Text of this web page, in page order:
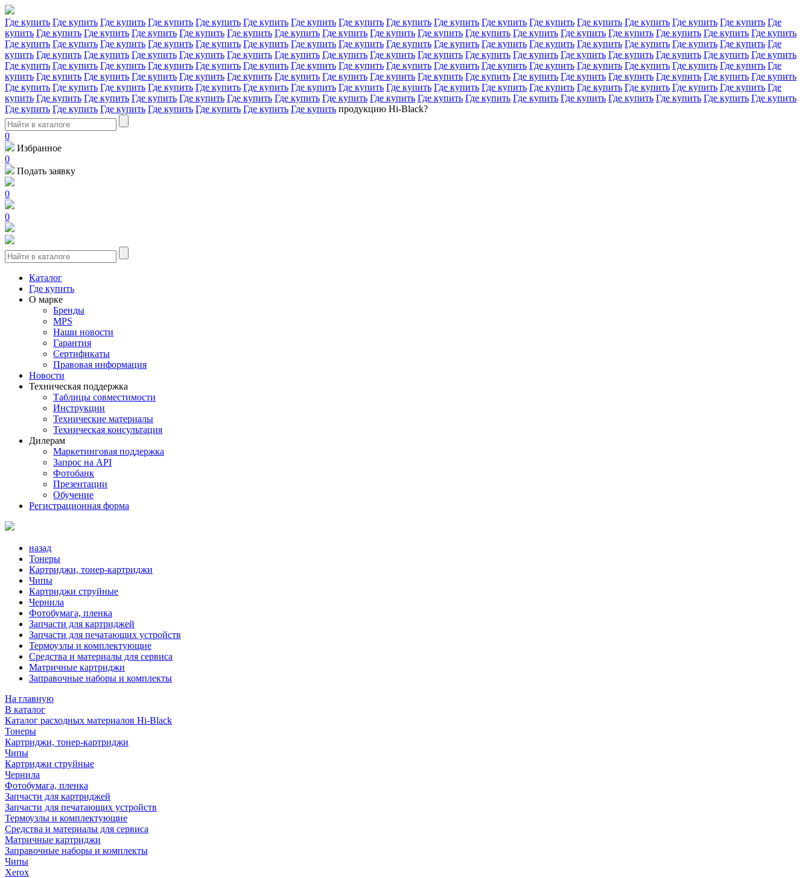
Где купить Где купить Где купить Где купить Где купить Где купить Где купить Где купить Где купить Где купить Где купить Где купить Где купить Где купить Где купить Где купить Где
купить Где купить Где купить Где купить Где купить Где купить Где купить Где купить Где купить Где купить Где купить Где купить Где купить Где купить Где купить Где купить Где купить
Где купить Где купить Где купить Где купить Где купить Где купить Где купить Где купить Где купить Где купить Где купить Где купить Где купить Где купить Где купить Где купить Где
купить Где купить Где купить Где купить Где купить Где купить Где купить Где купить Где купить Где купить Где купить Где купить Где купить Где купить Где купить Где купить Где купить
Где купить Где купить Где купить Где купить Где купить Где купить Где купить Где купить Где купить Где купить Где купить Где купить Где купить Где купить Где купить Где купить Где
купить Где купить Где купить Где купить Где купить Где купить Где купить Где купить Где купить Где купить Где купить Где купить Где купить Где купить Где купить Где купить Где купить
Где купить Где купить Где купить Где купить Где купить Где купить Где купить Где купить Где купить Где купить Где купить Где купить Где купить Где купить Где купить Где купить Где
купить Где купить Где купить Где купить Где купить Где купить Где купить Где купить Где купить Где купить Где купить Где купить Где купить Где купить Где купить Где купить Где купить
Где купить Где купить Где купить Где купить Где купить Где купить Где купить продукцию Hi-Black?
0
Избранное
0
Подать заявку
0
0
Каталог
Где купить
О марке
Бренды
MPS
Наши новости
Гарантия
Сертификаты
Правовая информация
Новости
Техническая поддержка
Таблицы совместимости
Инструкции
Технические материалы
Техническая консультация
Дилерам
Маркетинговая поддержка
Запрос на API
Фотобанк
Презентации
Обучение
Регистрационная форма
назад
Тонеры
Картриджи, тонер-картриджи
Чипы
Картриджи струйные
Чернила
Фотобумага, пленка
Запчасти для картриджей
Запчасти для печатающих устройств
Термоузлы и комплектующие
Средства и материалы для сервиса
Матричные картриджи
Заправочные наборы и комплекты
На главную
В каталог
Каталог расходных материалов Hi-Black
Тонеры
Картриджи, тонер-картриджи
Чипы
Картриджи струйные
Чернила
Фотобумага, пленка
Запчасти для картриджей
Запчасти для печатающих устройств
Термоузлы и комплектующие
Средства и материалы для сервиса
Матричные картриджи
Заправочные наборы и комплекты
Чипы
Xerox